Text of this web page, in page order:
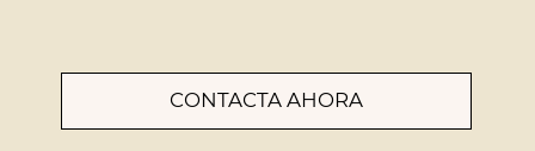
CONTACTA AHORA